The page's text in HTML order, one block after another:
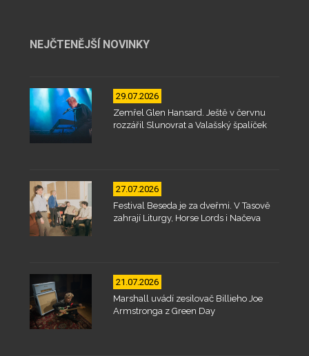
NEJČTENĚJŠÍ NOVINKY
29.07.2026
Zemřel Glen Hansard. Ještě v červnu
rozzářil Slunovrat a Valašský špalíček
27.07.2026
Festival Beseda je za dveřmi. V Tasově
zahrají Liturgy, Horse Lords i Načeva
21.07.2026
Marshall uvádí zesilovač Billieho Joe
Armstronga z Green Day